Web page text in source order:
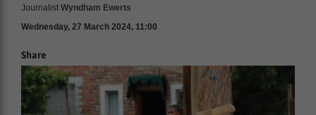
Journalist Wyndham Ewerts
Wednesday, 27 March 2024, 11:00
Share